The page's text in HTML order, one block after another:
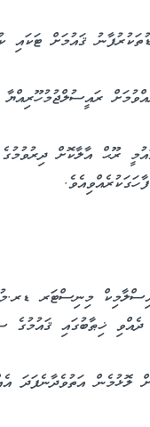
ޤައުމަށް ޓަކައި
ރޫޙް އާލާކޮށް
މިނިސްޓަރ
ޚިޠާބުގައި ޤައުމުގެ
ލޮޅުމެން އަތުވެދާނެފަދަ